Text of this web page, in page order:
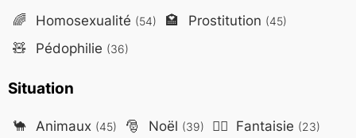
🌈 Homosexualité (54) 🏩 Prostitution (45)
🧸 Pédophilie (36)
Situation
🐪 Animaux (45) 🎅 Noël (39) 🧙‍♂️ Fantaisie (23)